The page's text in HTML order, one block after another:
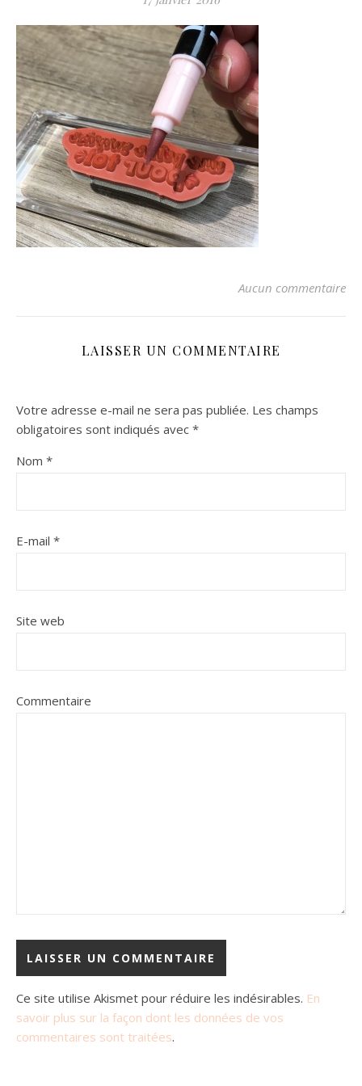
Aucun commentaire
LAISSER UN COMMENTAIRE
Votre adresse e-mail ne sera pas publiée. Les champs
obligatoires sont indiqués avec *
Nom *
E-mail *
Site web
Commentaire
Ce site utilise Akismet pour réduire les indésirables. En
savoir plus sur la façon dont les données de vos
commentaires sont traitées.